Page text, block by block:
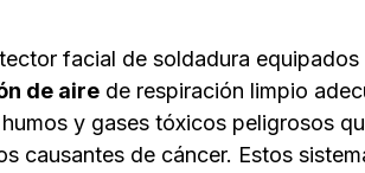
facial de soldadura
de aire de respiración limpio
y gases tóxicos peligrosos
causantes de cáncer. Estos